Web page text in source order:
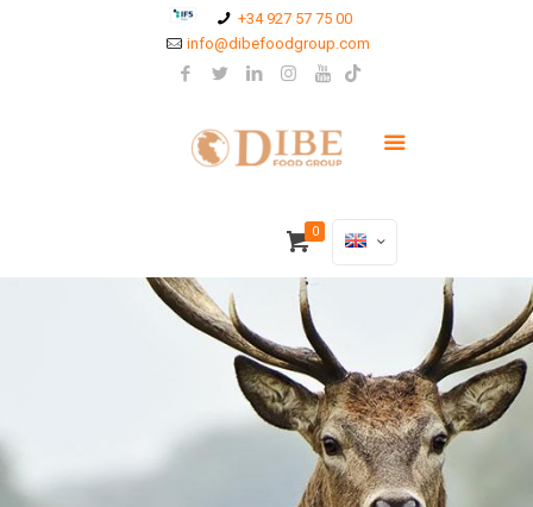
+34 927 57 75 00
info@dibefoodgroup.com
0